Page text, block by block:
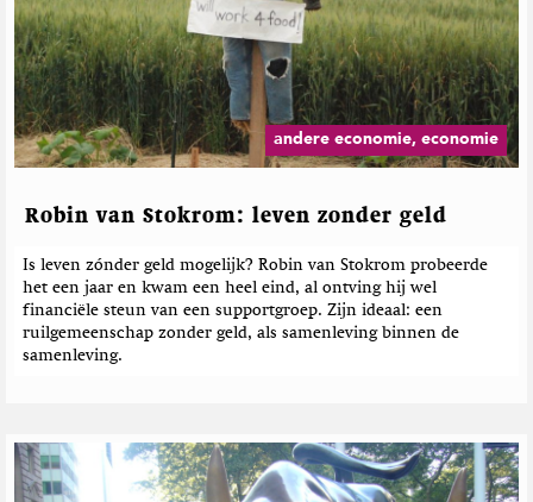
e
d
e
b
e
andere economie, economie
Robin van Stokrom: leven zonder geld
Is leven zónder geld mogelijk? Robin van Stokrom probeerde
het een jaar en kwam een heel eind, al ontving hij wel
financiële steun van een supportgroep. Zijn ideaal: een
ruilgemeenschap zonder geld, als samenleving binnen de
samenleving.